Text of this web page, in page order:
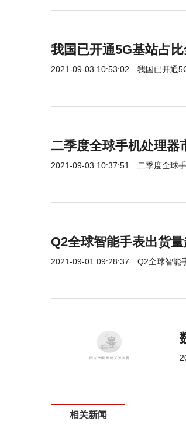
我国已开通5G基站占
2021-09-03 10:53:02 我国已开通
二季度全球手机处理器
2021-09-03 10:37:51 二季度全球
Q2全球智能手表出货
2021-09-01 09:28:37 Q2全球智能
相关新闻